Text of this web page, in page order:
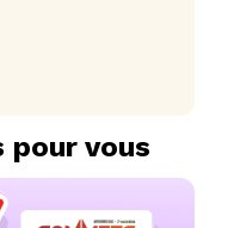
pour vous